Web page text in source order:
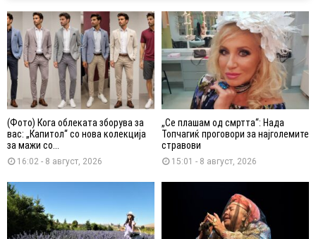
(Фото) Кога облеката зборува за
вас: „Капитол“ со нова колекција
за мажи со...
16:02 - 8 август, 2026
„Се плашам од смртта“: Нада
Топчагиќ проговори за најголемите
стравови
15:01 - 8 август, 2026